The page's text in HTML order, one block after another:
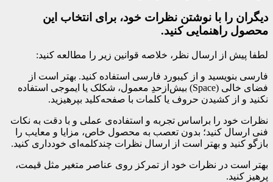
دیگران را با نوشتن نظرات خود، برای انتخاب این
محصول راهنمایی کنید.
لطفا پیش از ارسال نظر، خلاصه قوانین زیر را مطالعه کنید:
فارسی بنویسید و از کیبورد فارسی استفاده کنید. بهتر است از
فضای خالی (Space) بیش‌از‌حدِ معمول، شکلک یا ایموجی استفاده
نکنید و از کشیدن حروف یا کلمات با صفحه‌کلید بپرهیزید.
نظرات خود را براساس تجربه و استفاده‌ی عملی و با دقت به نکات
فنی ارسال کنید؛ بدون تعصب به محصول خاص، مزایا و معایب را
بازگو کنید و بهتر است از ارسال نظرات چندکلمه‌‌ای خودداری کنید.
بهتر است در نظرات خود از تمرکز روی عناصر متغیر مثل قیمت،
پرهیز کنید.